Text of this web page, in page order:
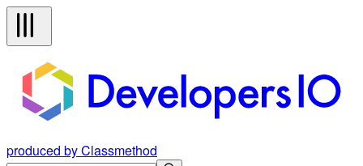
produced by Classmethod